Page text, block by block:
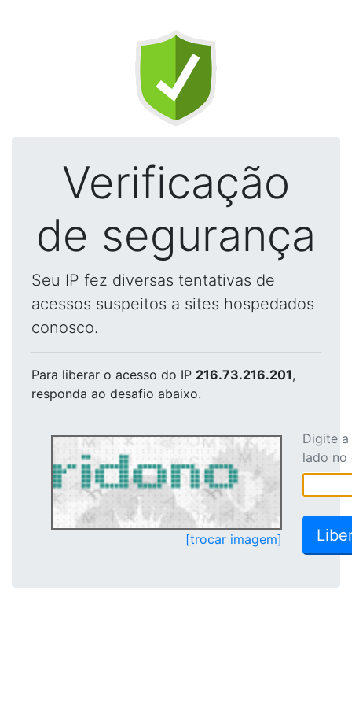
Verificação
de segurança
Seu IP fez diversas tentativas de
acessos suspeitos a sites hospedados
conosco.
Para liberar o acesso do IP 216.73.216.201,
responda ao desafio abaixo.
[trocar imagem]
Digite
lado no